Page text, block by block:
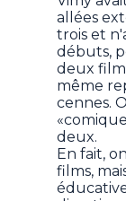
allées
trois et
débuts,
deux
même
cennes.
deux.
En fait,
films,